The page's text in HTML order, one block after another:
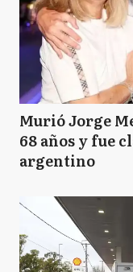
Murió Jorge
68 años y fue
argentino